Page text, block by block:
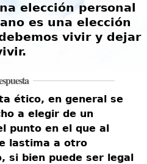
elección personal
es una elección
vivir y dejar
ético, en general se
a elegir de un
punto en el que al
lastima a otro
si bien puede ser legal